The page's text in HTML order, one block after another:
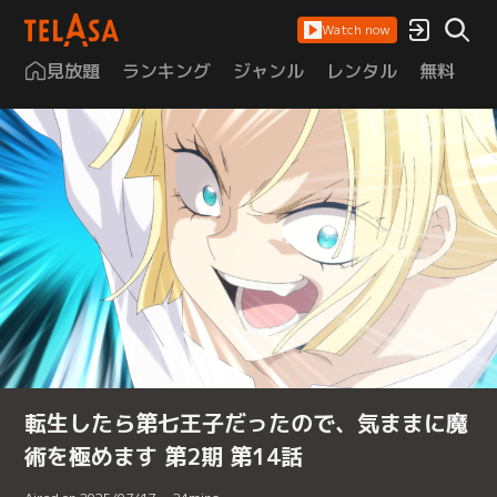
Watch now
見放題 ランキング ジャンル レンタル 無料
転生したら第七王子だったので、気ままに魔
術を極めます 第2期 第14話